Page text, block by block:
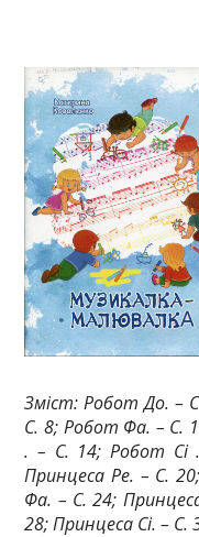
Зміст: Робот До. –
С. 8; Робот Фа. – С.
. – С. 14; Робот Сі
Принцеса Ре. – С.
Фа. – С. 24;
28; Принцеса Сі. – С.